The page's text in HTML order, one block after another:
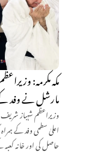
مکہ مکرمہ:
مارشل نے وفد کے
وزیراعظم شہباز
اعلیٰ سطحی وفد کے
حاصل کی اور خانہ